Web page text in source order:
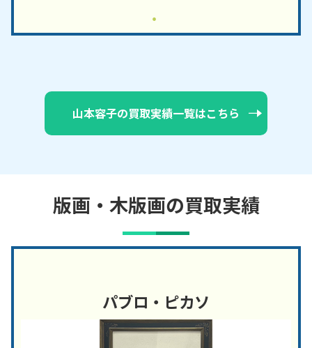
山本容子の買取実績一覧はこちら
版画・木版画の買取実績
パブロ・ピカソ